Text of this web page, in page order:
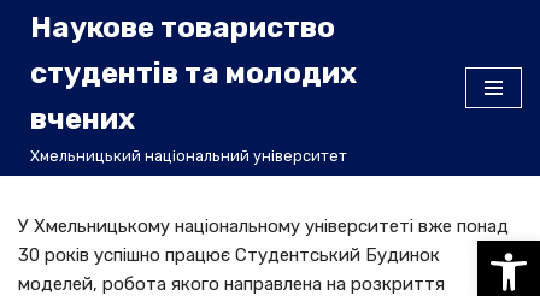
Перейти
вмісту
Наукове товариство
студентів та молодих
вчених
Хмельницький національний університет
У Хмельницькому національному університеті вже понад
30 років успішно працює Студентський Будинок
моделей, робота якого направлена на розкриття